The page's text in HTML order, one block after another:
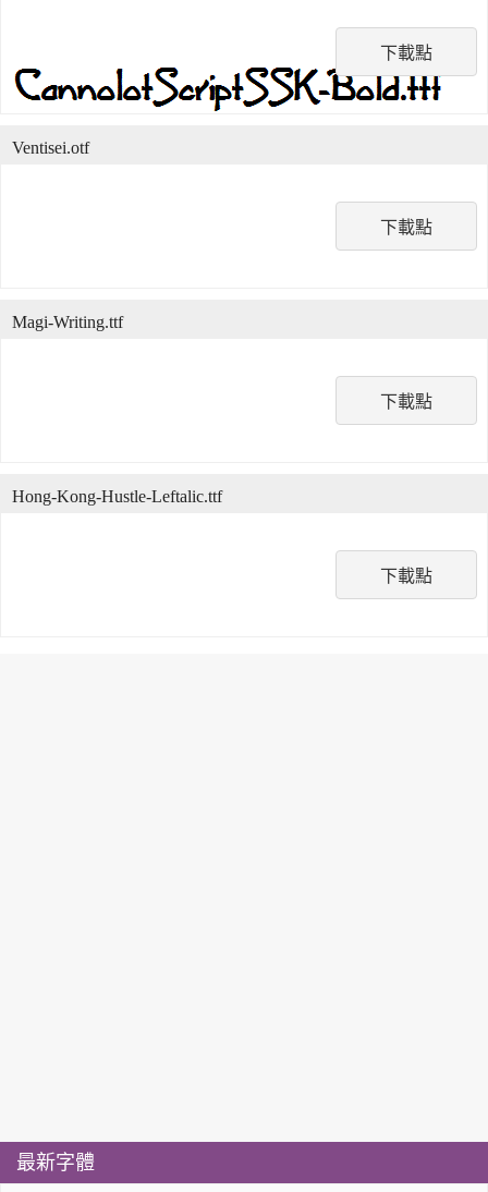
下載點
下載點
Ventisei.otf
下載點
Magi-Writing.ttf
下載點
Hong-Kong-Hustle-Leftalic.ttf
最新字體